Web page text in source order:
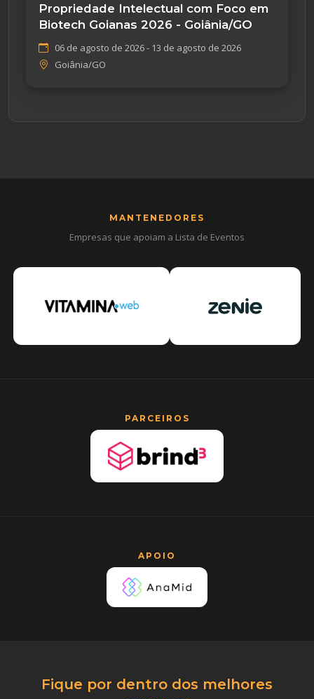
Propriedade Intelectual com Foco em
Biotech Goianas 2026 - Goiânia/GO
06 de agosto de 2026 - 13 de agosto de 2026
Goiânia/GO
MANTENEDORES
Empresas que apoiam a Lista de Eventos
PARCEIROS
APOIO
Fique por dentro dos melhores